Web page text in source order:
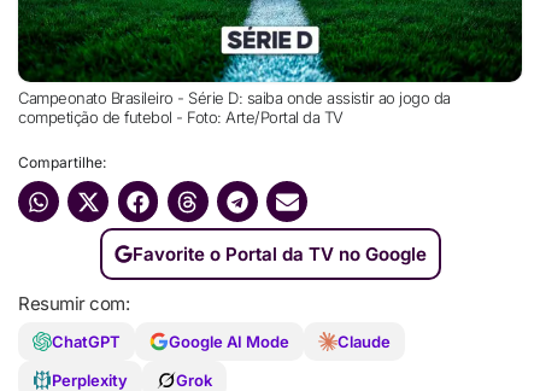
Campeonato Brasileiro - Série D: saiba onde assistir ao jogo da
competição de futebol - Foto: Arte/Portal da TV
Compartilhe:
Favorite o Portal da TV no Google
Resumir com:
ChatGPT Google AI Mode
Claude
Perplexity
Grok